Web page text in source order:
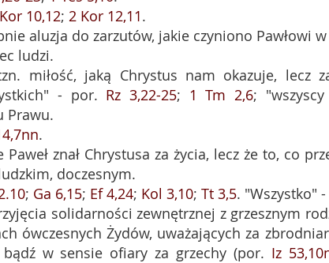
10,12; 2 Kor 12,11.
aluzja do zarzutów, jakie czyniono Pawłowi
ludzi.
miłość, jaką Chrystus nam okazuje, lecz
- por. Rz 3,22-25; 1 Tm 2,6;
Prawu.
.
Paweł znał Chrystusa za życia, lecz że to, co
doczesnym.
; Ga 6,15; Ef 4,24; Kol 3,10; Tt 3,5. "Wszystko"
solidarności zewnętrznej z grzesznym
ówczesnych Żydów, uważających za
bądź w sensie ofiary za grzechy (por. Iz